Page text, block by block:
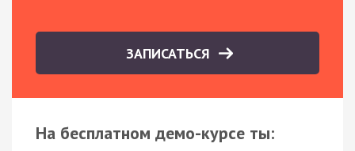
ЗАПИСАТЬСЯ
На бесплатном демо-курсе ты: